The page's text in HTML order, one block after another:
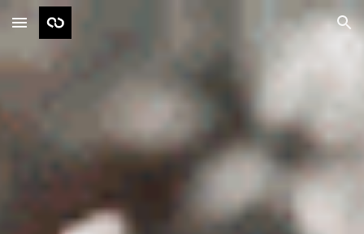
Skip to main content Skip to navigation